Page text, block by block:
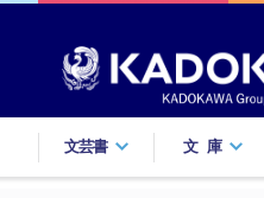
文芸書 文庫